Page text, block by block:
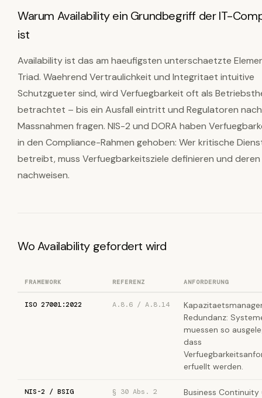
Warum Availability ein Grundbegriff der IT-
ist
Availability ist das am haeufigsten unterschaetzte
Triad. Waehrend Vertraulichkeit und Integritaet intuitive
Schutzgueter sind, wird Verfuegbarkeit oft als
betrachtet – bis ein Ausfall eintritt und Regulatoren nach
Massnahmen fragen. NIS-2 und DORA haben
in den Compliance-Rahmen gehoben: Wer kritische
betreibt, muss Verfuegbarkeitsziele definieren und deren
nachweisen.
Wo Availability gefordert wird
FRAMEWORK REFERENZ ANFORDERUNG
ISO 27001:2022 A.8.6 / A.8.14
Redundanz:
muessen so
dass
erfuellt werden.
NIS-2 / BSIG § 30 Abs. 2
Business Continuity